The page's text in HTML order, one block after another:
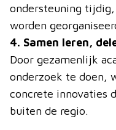
ondersteuning
worden
4. Samen leren,
Door gezamenlijk
onderzoek te doen,
concrete innovaties
buiten de regio.